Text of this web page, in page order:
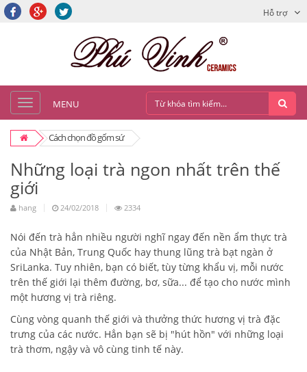
Hỗ trợ
MENU
Cách chọn đồ gốm sứ
Những loại trà ngon nhất trên thế
giới
hang 24/02/2018 2334
Nói đến trà hẳn nhiều người nghĩ ngay đến nền ẩm thực trà
của Nhật Bản, Trung Quốc hay thung lũng trà bạt ngàn ở
SriLanka. Tuy nhiên, bạn có biết, tùy từng khẩu vị, mỗi nước
trên thế giới lại thêm đường, bơ, sữa... để tạo cho nước mình
một hương vị trà riêng.
Cùng vòng quanh thế giới và thưởng thức hương vị trà đặc
trưng của các nước. Hẳn bạn sẽ bị "hút hồn" với những loại
trà thơm, ngậy và vô cùng tinh tế này.